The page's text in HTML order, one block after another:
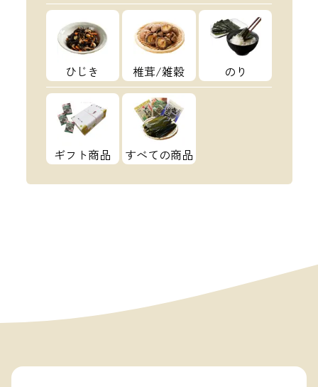
ひじき 椎茸/雑穀 のり
ギフト商品 すべての商品